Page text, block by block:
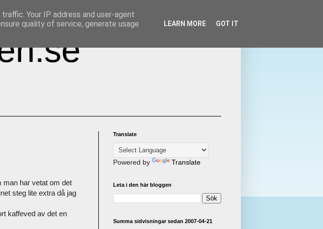
man har vetat om det
steg lite extra då jag
kaffeved av det en
Translate
Powered by Translate
Leta i den här bloggen
Summa sidvisningar sedan 2007-04-21
Your IP address and user-agent
quality of service, generate usage
LEARN MORE GOT IT